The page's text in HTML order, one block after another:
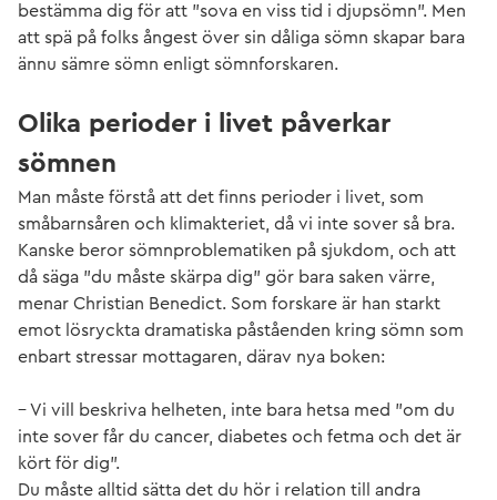
bestämma dig för att ”sova en viss tid i djupsömn”. Men
att spä på folks ångest över sin dåliga sömn skapar bara
ännu sämre sömn enligt sömnforskaren.
Olika perioder i livet påverkar
sömnen
Man måste förstå att det finns perioder i livet, som
småbarnsåren och klimakteriet, då vi inte sover så bra.
Kanske beror sömnproblematiken på sjukdom, och att
då säga ”du måste skärpa dig” gör bara saken värre,
menar Christian Benedict. Som forskare är han starkt
emot lösryckta dramatiska påståenden kring sömn som
enbart stressar mottagaren, därav nya boken:
– Vi vill beskriva helheten, inte bara hetsa med ”om du
inte sover får du cancer, diabetes och fetma och det är
kört för dig”.
Du måste alltid sätta det du hör i relation till andra